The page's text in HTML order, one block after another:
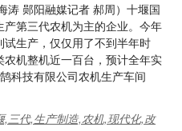
涛 郧阳融媒记者 郝周）十堰国
第三代农机为主的企业。今年
生产，仅仅用了不到半年时
机整机近一百台，预计全年实
科技有限公司农机生产车间
,三代,生产制造,农机,现代化,改